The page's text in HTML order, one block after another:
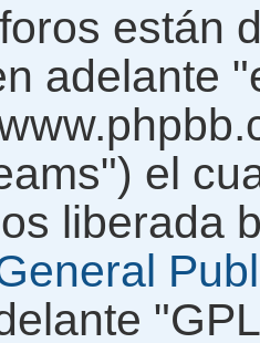
están
adelante
el
liberada